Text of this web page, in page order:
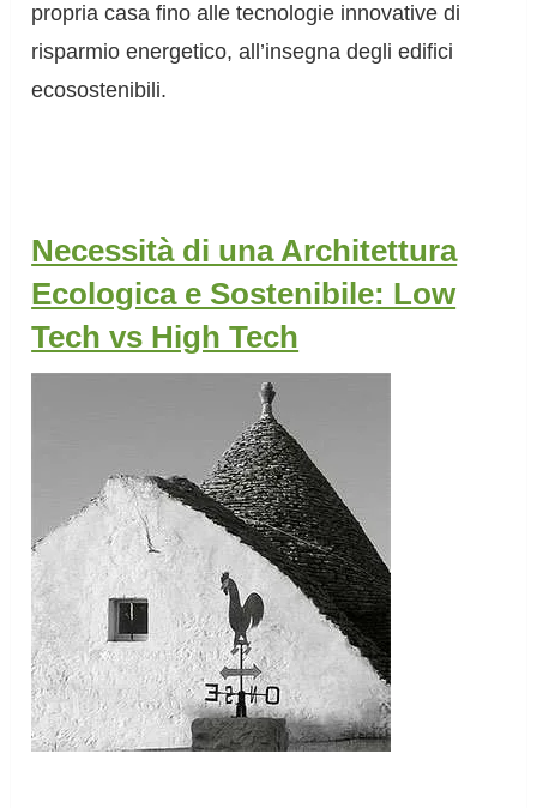
propria casa fino alle tecnologie innovative di
risparmio energetico, all’insegna degli edifici
ecosostenibili.
Necessità di una Architettura
Ecologica e Sostenibile: Low
Tech vs High Tech